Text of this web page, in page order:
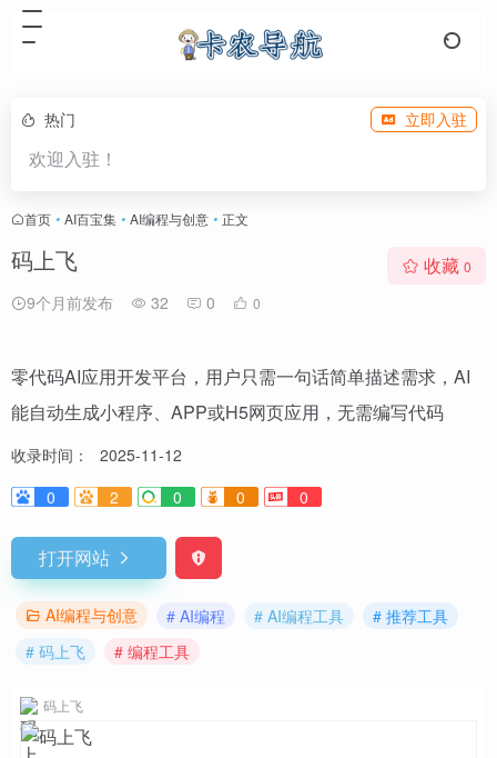
热门 立即入驻
欢迎入驻！
首页 • AI百宝集 • AI编程与创意 • 正文
码上飞
9个月前发布 32 0 0
收藏 0
零代码AI应用开发平台，用户只需一句话简单描述需求，AI
能自动生成小程序、APP或H5网页应用，无需编写代码
收录时间：
2025-11-12
0
2 0 0 0
打开网站
AI编程与创意 # AI编程 # AI编程工具
# 推荐工具
# 码上飞
# 编程工具
码上飞